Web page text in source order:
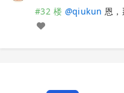
#32 楼 @qiukun 恩